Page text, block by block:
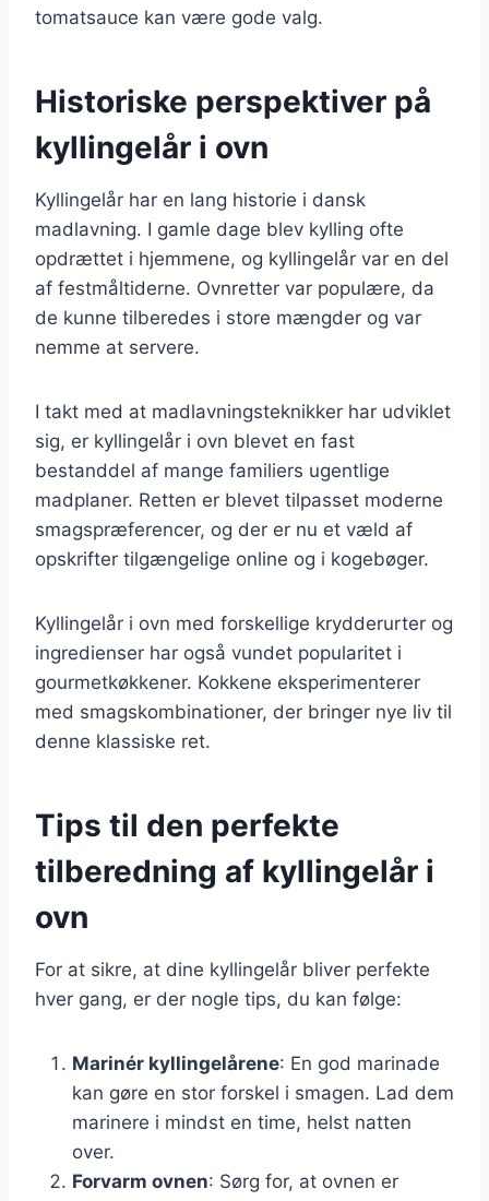
tomatsauce kan være gode valg.
Historiske perspektiver på
kyllingelår i ovn
Kyllingelår har en lang historie i dansk
madlavning. I gamle dage blev kylling ofte
opdrættet i hjemmene, og kyllingelår var en del
af festmåltiderne. Ovnretter var populære, da
de kunne tilberedes i store mængder og var
nemme at servere.
I takt med at madlavningsteknikker har udviklet
sig, er kyllingelår i ovn blevet en fast
bestanddel af mange familiers ugentlige
madplaner. Retten er blevet tilpasset moderne
smagspræferencer, og der er nu et væld af
opskrifter tilgængelige online og i kogebøger.
Kyllingelår i ovn med forskellige krydderurter og
ingredienser har også vundet popularitet i
gourmetkøkkener. Kokkene eksperimenterer
med smagskombinationer, der bringer nye liv til
denne klassiske ret.
Tips til den perfekte
tilberedning af kyllingelår i
ovn
For at sikre, at dine kyllingelår bliver perfekte
hver gang, er der nogle tips, du kan følge:
Marinér kyllingelårene: En god marinade
kan gøre en stor forskel i smagen. Lad dem
marinere i mindst en time, helst natten
over.
Forvarm ovnen: Sørg for, at ovnen er